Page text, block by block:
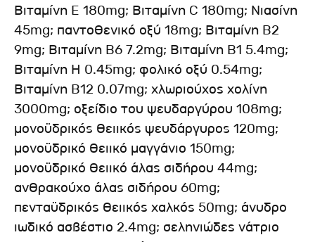
Βιταμίνη E 180mg; Βιταμίνη C 180mg; Νιασίνη
45mg; παντοθενικό οξύ 18mg; Βιταμίνη B2
9mg; Βιταμίνη B6 7.2mg; Βιταμίνη B1 5.4mg;
Βιταμίνη H 0.45mg; φολικό οξύ 0.54mg;
Βιταμίνη B12 0.07mg; χλωριούχος χολίνη
3000mg; οξείδιο του ψευδαργύρου 108mg;
μονοϋδρικός θειικός ψευδάργυρος 120mg;
μονοϋδρικό θειικό μαγγάνιο 150mg;
μονοϋδρικό θειικό άλας σιδήρου 44mg;
ανθρακούχο άλας σιδήρου 60mg;
πενταϋδρικός θειικός χαλκός 50mg; άνυδρο
ιωδικό ασβέστιο 2.4mg; σεληνιώδες νάτριο